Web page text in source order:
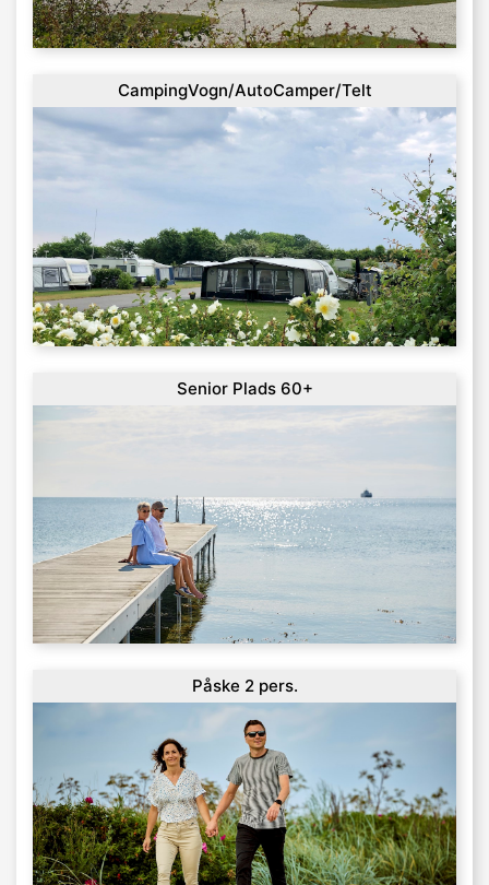
CampingVogn/AutoCamper/Telt
Senior Plads 60+
Påske 2 pers.